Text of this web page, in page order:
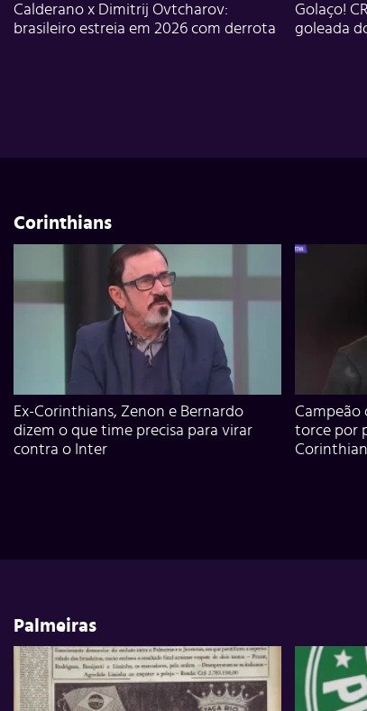
Calderano x Dimitrij Ovtcharov:
brasileiro estreia em 2026 com derrota
Golaço!
goleada
Corinthians
Ex-Corinthians, Zenon e Bernardo
dizem o que time precisa para virar
contra o Inter
Campeão
torce por
Palmeiras